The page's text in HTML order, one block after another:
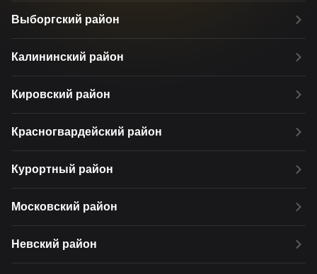
Выборгский район
Калининский район
Кировский район
Красногвардейский район
Курортный район
Московский район
Невский район